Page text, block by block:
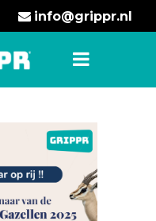
info@grippr.nl